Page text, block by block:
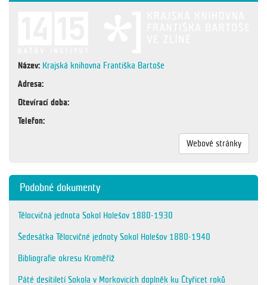
Název: Krajská knihovna Františka Bartoše
Adresa:
Otevírací doba:
Telefon:
Webové stránky
Podobné dokumenty
Tělocvičná jednota Sokol Holešov 1880-1930
Šedesátka Tělocvičné jednoty Sokol Holešov 1880-1940
Bibliografie okresu Kroměříž
Páté desítiletí Sokola v Morkovicích doplněk ku Čtyřicet roků